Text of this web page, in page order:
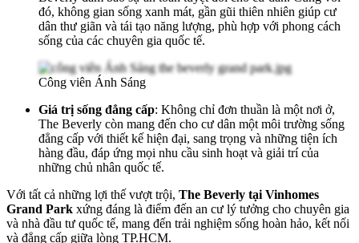
đó, không gian sống xanh mát, gần gũi thiên nhiên giúp cư
dân thư giãn và tái tạo năng lượng, phù hợp với phong cách
sống của các chuyên gia quốc tế.
Công viên Ánh Sáng
Giá trị sống đẳng cấp: Không chỉ đơn thuần là một nơi ở,
The Beverly còn mang đến cho cư dân một môi trường sống
đẳng cấp với thiết kế hiện đại, sang trọng và những tiện ích
hàng đầu, đáp ứng mọi nhu cầu sinh hoạt và giải trí của
những chủ nhân quốc tế.
Với tất cả những lợi thế vượt trội, The Beverly tại Vinhomes
Grand Park xứng đáng là điểm đến an cư lý tưởng cho chuyên gia
và nhà đầu tư quốc tế, mang đến trải nghiệm sống hoàn hảo, kết nối
và đẳng cấp giữa lòng TP.HCM.